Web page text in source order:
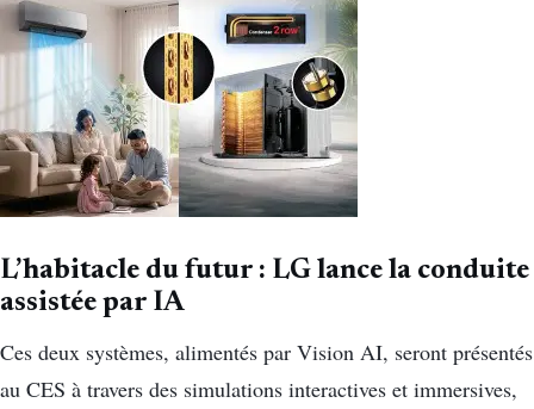
L’habitacle du futur : LG lance la conduite
assistée par IA
Ces deux systèmes, alimentés par Vision AI, seront présentés
au CES à travers des simulations interactives et immersives,